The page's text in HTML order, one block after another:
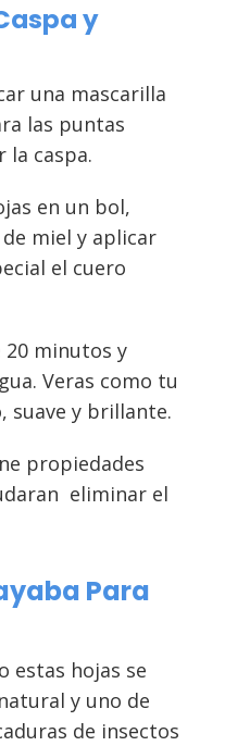
y
una mascarilla
las puntas
la caspa.
en un bol,
miel y aplicar
el cuero
20 minutos y
Veras como tu
suave y brillante.
propiedades
eliminar el
Para
estas hojas se
y uno de
de insectos